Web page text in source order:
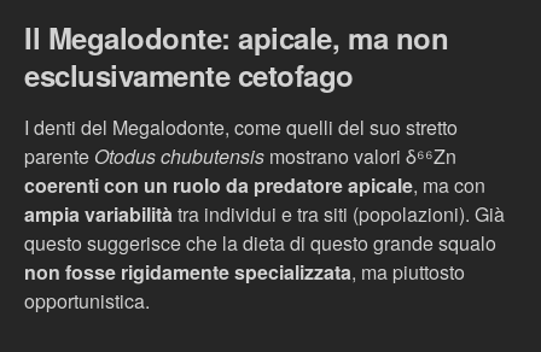
Il Megalodonte: apicale, ma non
esclusivamente cetofago
I denti del Megalodonte, come quelli del suo stretto
parente Otodus chubutensis mostrano valori δ⁶⁶Zn
coerenti con un ruolo da predatore apicale, ma con
ampia variabilitàtra individui e tra siti (popolazioni). Già
questo suggerisce che la dieta di questo grande squalo
non fosse rigidamente specializzata, ma piuttosto
opportunistica.